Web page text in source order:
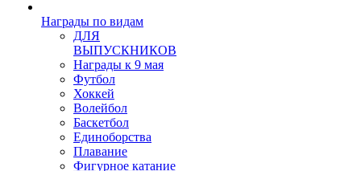
Награды по видам
ДЛЯ
ВЫПУСКНИКОВ
Награды к 9 мая
Футбол
Хоккей
Волейбол
Баскетбол
Единоборства
Плавание
Фигурное катание